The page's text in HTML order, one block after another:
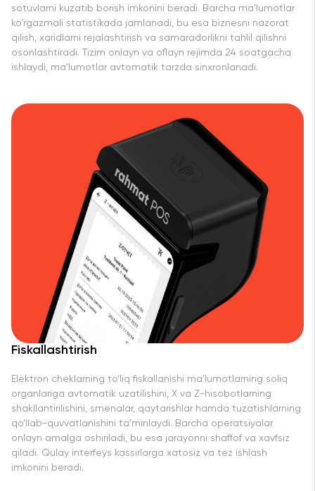
sotuvlarni kuzatib borish imkonini beradi. Barcha ma’lumotlar
ko‘rgazmali statistikada jamlanadi, bu esa biznesni nazorat
qilish, xaridlarni rejalashtirish va samaradorlikni tahlil qilishni
osonlashtiradi. Tizim onlayn va oflayn rejimda 24 soatgacha
ishlaydi, ma’lumotlar avtomatik tarzda sinxronlanadi.
Fiskallashtirish
Elektron cheklarning to‘liq fiskallanishi ma’lumotlarning soliq
organlariga avtomatik uzatilishini, X va Z-hisobotlarning
shakllantirilishini, smenalar, qaytarishlar hamda tuzatishlarning
qo‘llab-quvvatlanishini ta’minlaydi. Barcha operatsiyalar
onlayn amalga oshiriladi, bu esa jarayonni shaffof va xavfsiz
qiladi. Qulay interfeys kassirlarga xatosiz va tez ishlash
imkonini beradi.